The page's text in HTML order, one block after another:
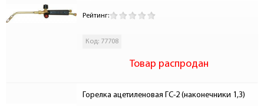
Рейтинг:
Код: 77708
Товар распродан
Горелка ацетиленовая ГС-2 (наконечники 1,3)